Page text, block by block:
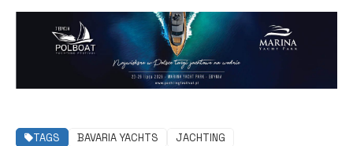
TAGS BAVARIA YACHTS
JACHTING